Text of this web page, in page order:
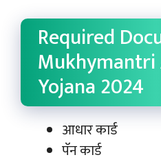
Required
Yojana 2024
आधार कार्ड
पॅन कार्ड